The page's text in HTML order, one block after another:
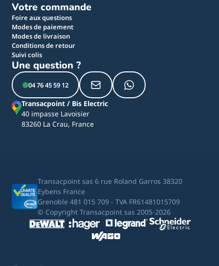
Votre commande
Foire aux questions
Modes de paiement
Modes de livraison
Conditions de retour
Suivi colis
Une question ?
04 76 45 59 12
Transacpoint / Bis Electric
40 impasse Lavoisier
83260 La Crau, France
Transacpoint sas 6 rue Roland Garros 38320
Eybens France
Grenoble 481 015 709 - TVA FR61481015709
© Copyright Transacpoint sas 2005-2026